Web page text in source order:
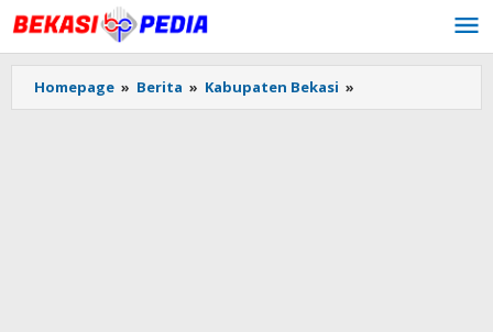
Lewati
ke
konten
Homepage » Berita » Kabupaten Bekasi »
Mendeteksi